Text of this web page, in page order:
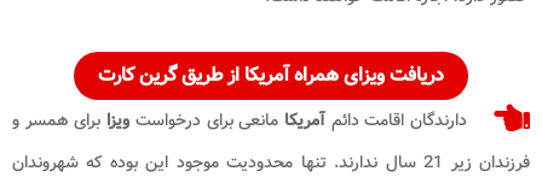
دریافت ویزای همراه آمریکا از طریق گرین کارت
دارندگان اقامت دائمآمریکا مانعی برای درخواست ویزا برای همسر و
فرزندان زیر 21 سال ندارند. تنها محدودیت موجود این بوده که شهروندان